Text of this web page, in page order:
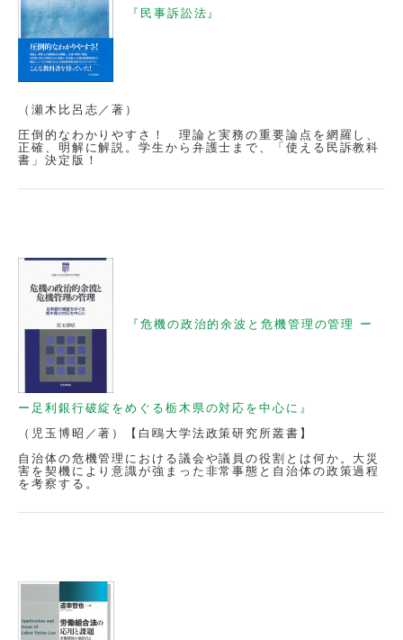
『民事訴訟法』
（瀬木比呂志／著）
圧倒的なわかりやすさ！ 理論と実務の重要論点を網羅し、
正確、明解に解説。学生から弁護士まで、「使える民訴教科
書」決定版！
『危機の政治的余波と危機管理の管理 ー
ー足利銀行破綻をめぐる栃木県の対応を中心に』
（児玉博昭／著）【白鴎大学法政策研究所叢書】
自治体の危機管理における議会や議員の役割とは何か。大災
害を契機により意識が強まった非常事態と自治体の政策過程
を考察する。